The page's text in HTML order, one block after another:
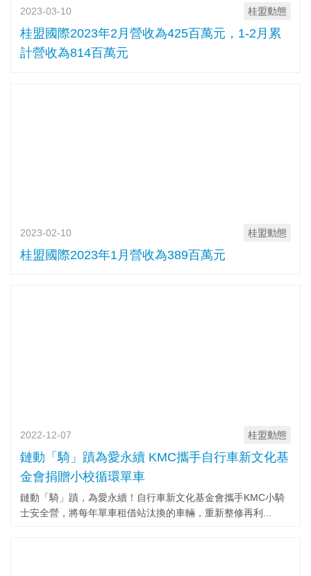
2023-03-10 桂盟動態
桂盟國際2023年2月營收為425百萬元，1-2月累
計營收為814百萬元
2023-02-10 桂盟動態
桂盟國際2023年1月營收為389百萬元
2022-12-07 桂盟動態
鏈動「騎」蹟為愛永續 KMC攜手自行車新文化基
金會捐贈小校循環單車
鏈動「騎」蹟，為愛永續！自行車新文化基金會攜手KMC小騎
士安全營，將每年單車租借站汰換的車輛，重新整修再利...